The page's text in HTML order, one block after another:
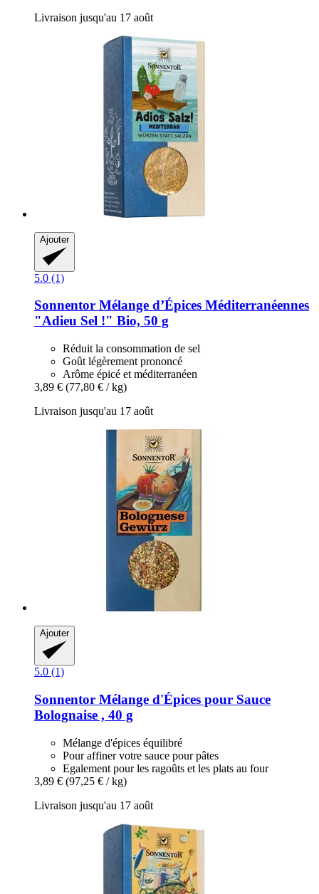
Livraison jusqu'au 17 août
Ajouter
5.0 (1)
Sonnentor Mélange d’Épices Méditerranéennes
"Adieu Sel !" Bio, 50 g
Réduit la consommation de sel
Goût légèrement prononcé
Arôme épicé et méditerranéen
3,89 € (77,80 € / kg)
Livraison jusqu'au 17 août
Ajouter
5.0 (1)
Sonnentor Mélange d'Épices pour Sauce
Bolognaise , 40 g
Mélange d'épices équilibré
Pour affiner votre sauce pour pâtes
Egalement pour les ragoûts et les plats au four
3,89 € (97,25 € / kg)
Livraison jusqu'au 17 août